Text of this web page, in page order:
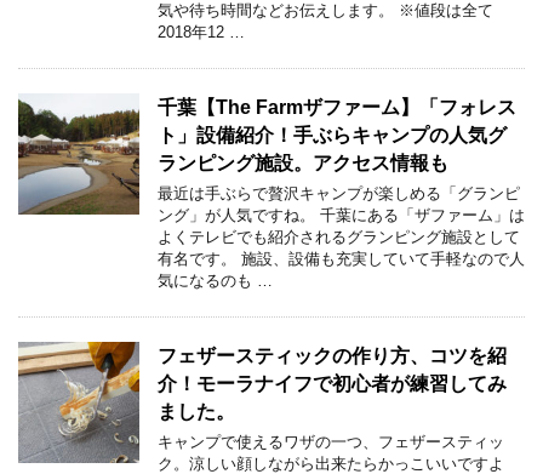
気や待ち時間などお伝えします。 ※値段は全て
2018年12 …
千葉【The Farmザファーム】「フォレス
ト」設備紹介！手ぶらキャンプの人気グ
ランピング施設。アクセス情報も
最近は手ぶらで贅沢キャンプが楽しめる「グランピ
ング」が人気ですね。 千葉にある「ザファーム」は
よくテレビでも紹介されるグランピング施設として
有名です。 施設、設備も充実していて手軽なので人
気になるのも …
フェザースティックの作り方、コツを紹
介！モーラナイフで初心者が練習してみ
ました。
キャンプで使えるワザの一つ、フェザースティッ
ク。涼しい顔しながら出来たらかっこいいですよ